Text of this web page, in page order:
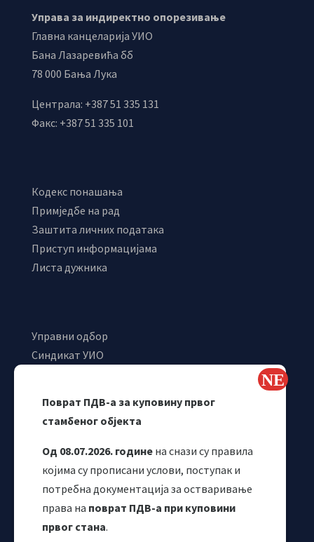
Поврат ПДВ-а за куповину првог
стамбеног објекта
Од 08.07.2026. године на снази су правила
којима су прописани услови, поступак и
потребна документација за остваривање
права на поврат ПДВ-а при куповини
првог стана.
Управа за индиректно опорезивање
Главна канцеларија УИО
Бана Лазаревића бб
78 000 Бања Лука
Централа: +387 51 335 131
Факс: +387 51 335 101
Кодекс понашања
Примједбе на рад
Заштита личних података
Приступ информацијама
Листа дужника
Управни одбор
Синдикат УИО
Одјељење за макроекономску анализу